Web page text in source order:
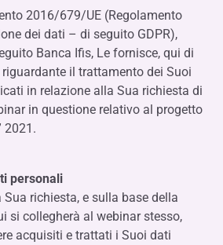
2016/679/UE (Regolamento
dei dati – di seguito GDPR),
Banca Ifis, Le fornisce, qui di
il trattamento dei Suoi
in relazione alla Sua richiesta di
in questione relativo al progetto
2021.
personali
Sua richiesta, e sulla base della
si collegherà al webinar stesso,
acquisiti e trattati i Suoi dati